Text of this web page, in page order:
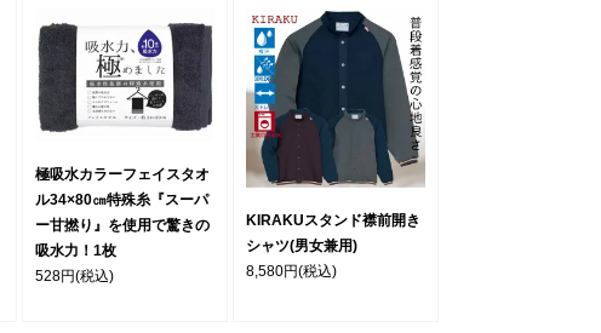
極吸水カラーフェイスタオ
ル34×80㎝特殊糸『スーパ
ー甘撚り』を使用で驚きの
吸水力！1枚
528円(税込)
KIRAKUスタンド襟前開き
シャツ(男女兼用)
8,580円(税込)